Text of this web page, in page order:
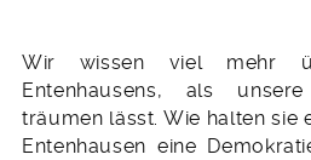
Wir wissen viel mehr
Entenhausens, als
träumen lässt. Wie halten sie
Entenhausen eine